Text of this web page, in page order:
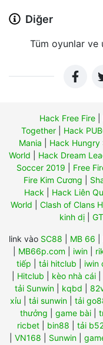
Diğer
Tüm oyunlar ve
Hack Free Fire
Together
Hack
Mania
Hack Hungry
World
Hack Dream
Soccer 2019
Free
Fire Kim Cương
Hack
Hack Liên
World
Clash of Clans
kinh dị|
link vào SC88 MB 66
MB66p.com iwin|
tiếp
tải hitclub iwin
Hitclub kèo nhà cái
tải Sunwin
kqbd
xỉu
tải sunwin tải
thưởng
game bài|
ricbet
bin88 tải
VN168 Sunwin|